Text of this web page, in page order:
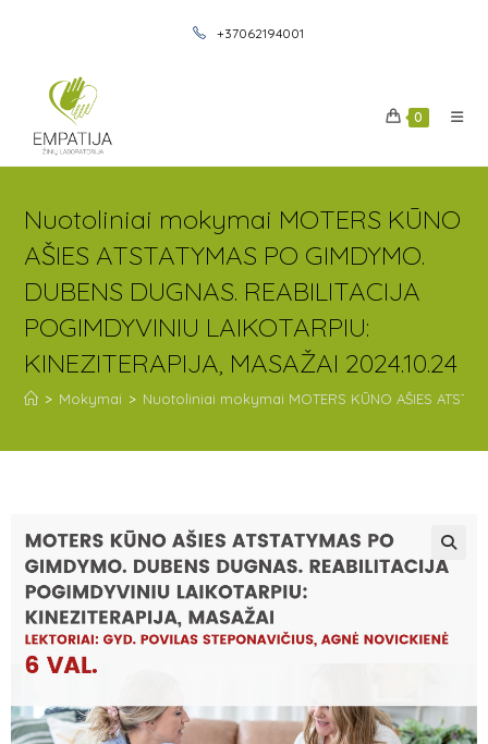
+37062194001
0
Nuotoliniai mokymai MOTERS KŪNO
AŠIES ATSTATYMAS PO GIMDYMO.
DUBENS DUGNAS. REABILITACIJA
POGIMDYVINIU LAIKOTARPIU:
KINEZITERAPIJA, MASAŽAI 2024.10.24
> Mokymai > Nuotoliniai mokymai MOTERS KŪNO AŠIES